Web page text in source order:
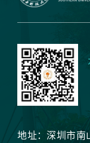
地址：深圳市南